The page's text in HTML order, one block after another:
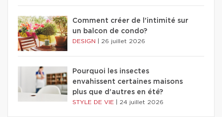
Comment créer de l'intimité sur
un balcon de condo?
DESIGN 26 juillet 2026
Pourquoi les insectes
envahissent certaines maisons
plus que d'autres en été?
STYLE DE VIE 24 juillet 2026